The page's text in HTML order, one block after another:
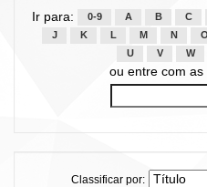
Ir para: 0-9 A B C
J
K L M N O
U
V W
ou entre com
Classificar por: